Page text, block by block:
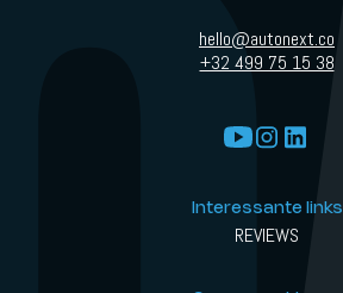
hello@autonext.co
+32 499 75 15 38
Interessante links
REVIEWS